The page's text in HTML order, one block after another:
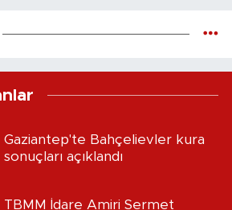
Gaziantep'te Bahçelievler kura
sonuçları açıklandı
TBMM İdare Amiri Sermet